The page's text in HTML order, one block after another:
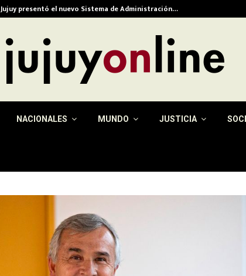
Jujuy presentó el nuevo Sistema de Administración…
NACIONALES MUNDO JUSTICIA